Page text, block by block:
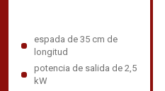
espada de 35 cm de
longitud
potencia de salida de 2,5
kW